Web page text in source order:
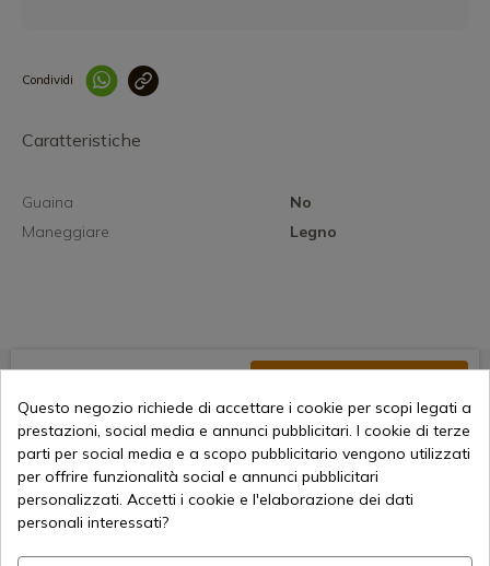
Condividi
Caratteristiche
Guaina
No
Maneggiare
Legno
Vendita online dal 1998
Metodi di pagamento sicuri
Questo negozio richiede di accettare i cookie per scopi legati a
prestazioni, social media e annunci pubblicitari. I cookie di terze
parti per social media e a scopo pubblicitario vengono utilizzati
per offrire funzionalità social e annunci pubblicitari
personalizzati. Accetti i cookie e l'elaborazione dei dati
personali interessati?